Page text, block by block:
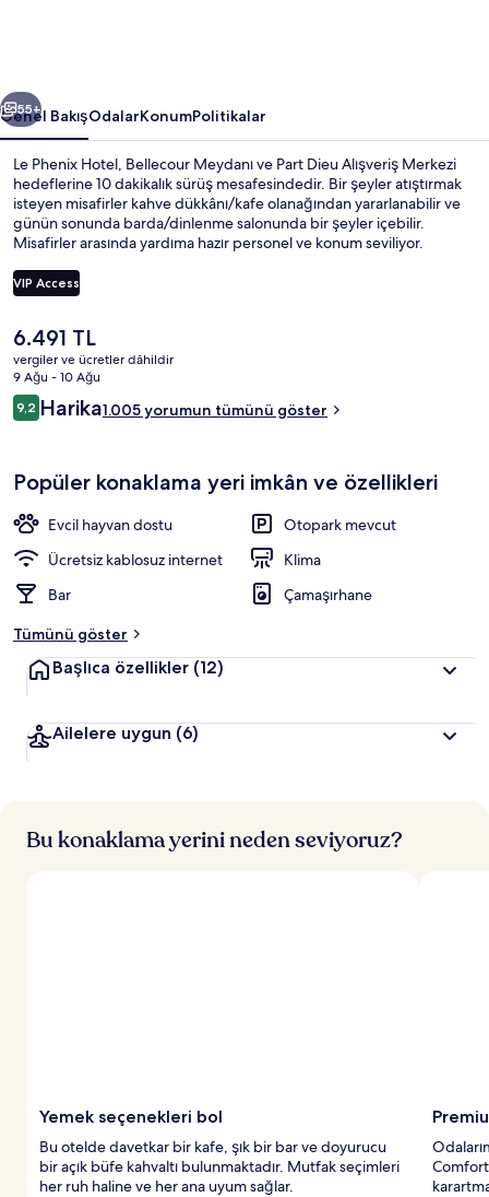
Sonraki
55+
Genel BakışOdalarKonumPolitikalar
Le Phenix Hotel, Bellecour Meydanı ve Part Dieu Alışveriş Merkezi
hedeflerine 10 dakikalık sürüş mesafesindedir. Bir şeyler atıştırmak
isteyen misafirler kahve dükkânı/kafe olanağından yararlanabilir ve
günün sonunda barda/dinlenme salonunda bir şeyler içebilir.
Misafirler arasında yardıma hazır personel ve konum seviliyor.
İstasyonu 8 dakikalık ve Vieux Lyon İstasyonu 11 dakikalık yürüme
mesafesindedir.
VIP Access
Şu
anki
fiyat
6.491 TL
6.491 TL
vergiler ve ücretler dâhildir
9 Ağu - 10 Ağu
Yorumlar
9,29,2/10
Harika1.005 yorumun tümünü göster
Popüler konaklama yeri imkân ve özellikleri
Evcil hayvan dostu
Otopark mevcut
Ücretsiz kablosuz internet
Klima
Bar
Çamaşırhane
Tümünü göster
Başlıca özellikler (12)
Ailelere uygun (6)
Bu konaklama yerini neden seviyoruz?
Yemek seçenekleri bol
Bu otelde davetkar bir kafe, şık bir bar ve doyurucu
bir açık büfe kahvaltı bulunmaktadır. Mutfak seçimleri
her ruh haline ve her ana uyum sağlar.